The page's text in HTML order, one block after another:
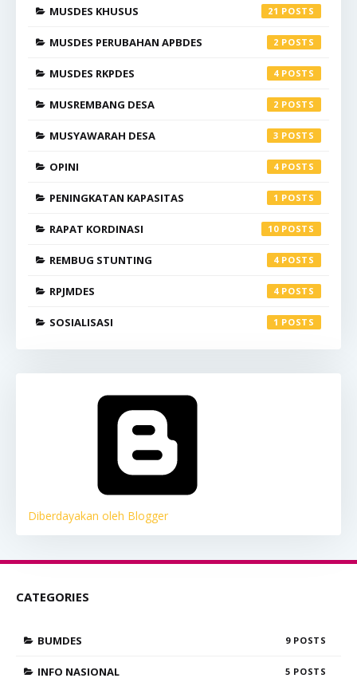
MUSDES KHUSUS 21
MUSDES PERUBAHAN APBDES 2
MUSDES RKPDES 4
MUSREMBANG DESA 2
MUSYAWARAH DESA 3
OPINI 4
PENINGKATAN KAPASITAS 1
RAPAT KORDINASI 10
REMBUG STUNTING 4
RPJMDES 4
SOSIALISASI 1
Diberdayakan oleh Blogger
CATEGORIES
BUMDES 9
INFO NASIONAL 5